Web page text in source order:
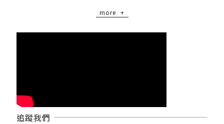
more
追蹤我們